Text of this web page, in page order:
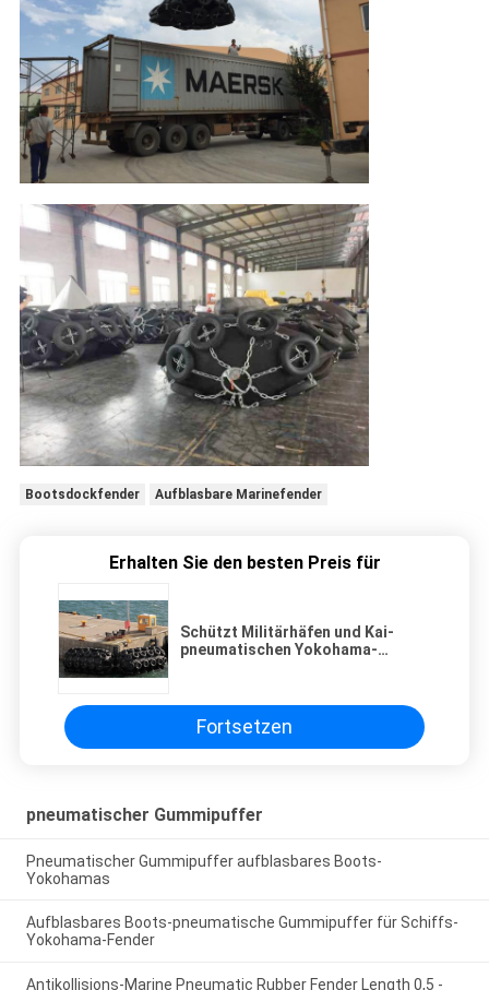
Bootsdockfender Aufblasbare Marinefender
Erhalten Sie den besten Preis für
Schützt Militärhäfen und Kai-
pneumatischen Yokohama-
Fortsetzen
pneumatischer Gummipuffer
Pneumatischer Gummipuffer aufblasbares Boots-
Yokohamas
Aufblasbares Boots-pneumatische Gummipuffer für Schiffs-
Yokohama-Fender
Antikollisions-Marine Pneumatic Rubber Fender Length 0,5 -